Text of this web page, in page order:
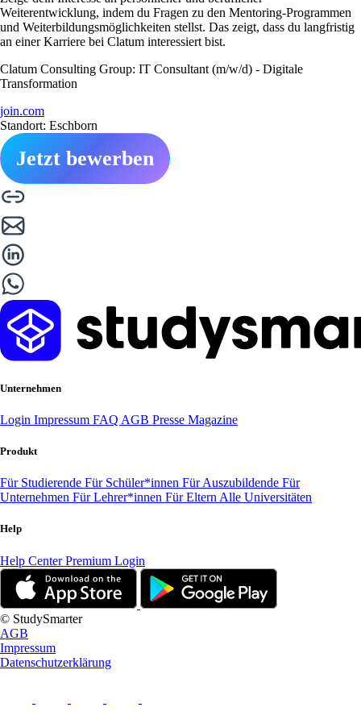
Weiterentwicklung, indem du Fragen zu den Mentoring-Programmen
und Weiterbildungsmöglichkeiten stellst. Das zeigt, dass du langfristig
an einer Karriere bei Clatum interessiert bist.
Clatum Consulting Group: IT Consultant (m/w/d) - Digitale
Transformation
join.com
Standort: Eschborn
Jetzt bewerben
Unternehmen
Login Impressum FAQ AGB Presse Magazine
Produkt
Für Studierende Für Schüler*innen Für Auszubildende Für
Unternehmen Für Lehrer*innen Für Eltern Alle Universitäten
Help
Help CenterPremium Login
© StudySmarter
AGB
Impressum
Datenschutzerklärung